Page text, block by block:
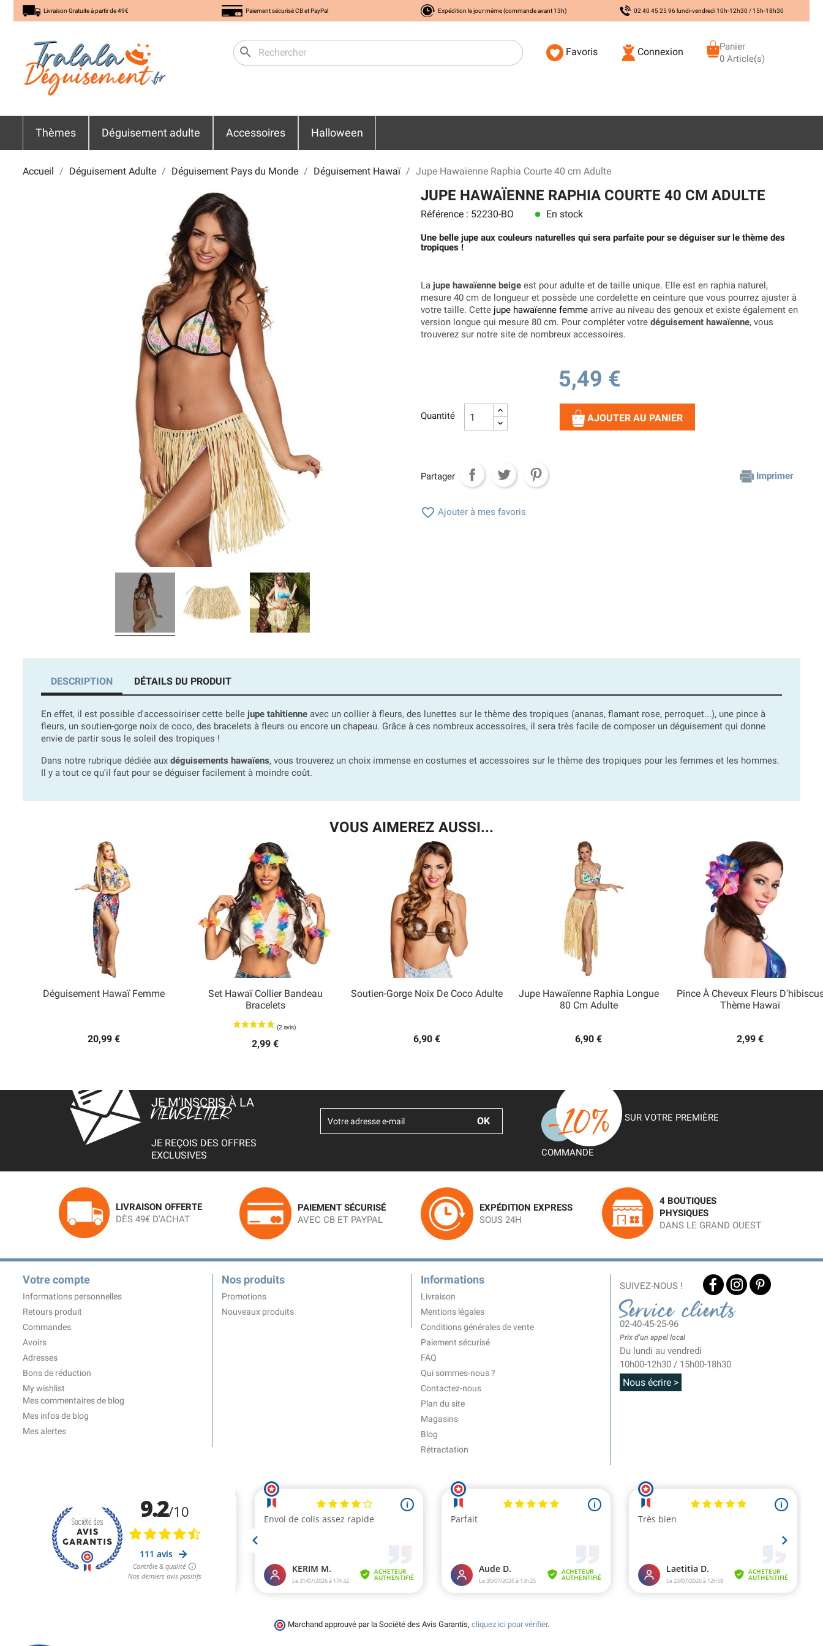
Livraison Gratuite à partir de 49€ Paiement sécurisé CB et PayPal Expédition le jour même (commande avant 13h) 02 40 45 25 96 lundi-vendredi 10h-12h30 / 15h-18h30
search Favoris Connexion
Panier
0 Article(s)
Thèmes Déguisement adulte Accessoires Halloween
Accueil Déguisement Adulte Déguisement Pays du Monde Déguisement Hawaï Jupe Hawaïenne Raphia Courte 40 cm Adulte
JUPE HAWAÏENNE RAPHIA COURTE 40 CM ADULTE
Référence : 52230-BO lens En stock
Une belle jupe aux couleurs naturelles qui sera parfaite pour se déguiser sur le thème des
tropiques !
La jupe hawaïenne beige est pour adulte et de taille unique. Elle est en raphia naturel,
mesure 40 cm de longueur et possède une cordelette en ceinture que vous pourrez ajuster à
votre taille. Cette jupe hawaïenne femme arrive au niveau des genoux et existe également en
version longue qui mesure 80 cm. Pour compléter votre déguisement hawaïenne, vous
trouverez sur notre site de nombreux accessoires.
5,49 €
Quantité AJOUTER AU PANIER
Partager Imprimer
 Ajouter à mes favoris
DESCRIPTION DÉTAILS DU PRODUIT
En effet, il est possible d'accessoiriser cette belle jupe tahitienne avec un collier à fleurs, des lunettes sur le thème des tropiques (ananas, flamant rose, perroquet...), une pince à
fleurs, un soutien-gorge noix de coco, des bracelets à fleurs ou encore un chapeau. Grâce à ces nombreux accessoires, il sera très facile de composer un déguisement qui donne
envie de partir sous le soleil des tropiques !
Dans notre rubrique dédiée aux déguisements hawaïens, vous trouverez un choix immense en costumes et accessoires sur le thème des tropiques pour les femmes et les hommes.
Il y a tout ce qu'il faut pour se déguiser facilement à moindre coût.
VOUS AIMEREZ AUSSI...
Déguisement Hawaï Femme
20,99 €
Set Hawaï Collier Bandeau
Bracelets
2,99 €
Aperçu rapide
Soutien-Gorge Noix De Coco Adulte
6,90 €
Jupe Hawaïenne Raphia Longue
80 Cm Adulte
6,90 €
Aperçu rapide
Pince À Cheveux Fleurs
Thème Hawaï
2,99 €
Aperçu rapide
JE M’INSCRIS À LA
NEWSLETTER
JE REÇOIS DES OFFRES
EXCLUSIVES
SUR VOTRE PREMIÈRE
COMMANDE
LIVRAISON OFFERTE
DÈS 49€ D'ACHAT
PAIEMENT SÉCURISÉ
AVEC CB ET PAYPAL
EXPÉDITION EXPRESS
SOUS 24H
4 BOUTIQUES
PHYSIQUES
DANS LE GRAND OUEST
Votre compte
Informations personnelles
Retours produit
Commandes
Avoirs
Adresses
Bons de réduction
My wishlist
Mes commentaires de blog
Mes infos de blog
Mes alertes
Nos produits
Promotions
Nouveaux produits
Informations
Livraison
Mentions légales
Conditions générales de vente
Paiement sécurisé
FAQ
Qui sommes-nous ?
Contactez-nous
Plan du site
Magasins
Blog
Rétractation
SUIVEZ-NOUS !
Service clients
02-40-45-25-96
Prix d'un appel local
Du lundi au vendredi
10h00-12h30 / 15h00-18h30
Nous écrire >
Marchand approuvé par la Société des Avis Garantis, cliquez ici pour vérifier.